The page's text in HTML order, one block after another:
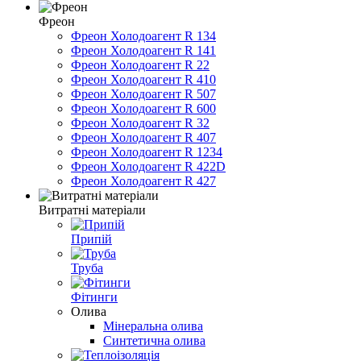
Фреон
Фреон Холодоагент R 134
Фреон Холодоагент R 141
Фреон Холодоагент R 22
Фреон Холодоагент R 410
Фреон Холодоагент R 507
Фреон Холодоагент R 600
Фреон Холодоагент R 32
Фреон Холодоагент R 407
Фреон Холодоагент R 1234
Фреон Холодоагент R 422D
Фреон Холодоагент R 427
Витратні матеріали
Припій
Труба
Фітинги
Олива
Мінеральна олива
Синтетична олива